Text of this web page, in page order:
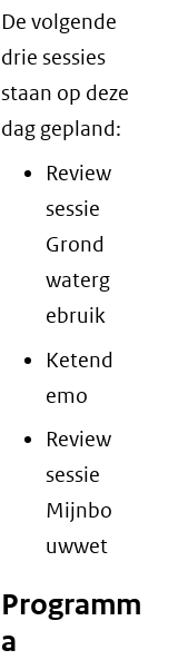
De volgende
drie sessies
staan op deze
dag gepland:
Review
sessie
Grond
waterg
ebruik
Ketend
emo
Review
sessie
Mijnbo
uwwet
Programm
a